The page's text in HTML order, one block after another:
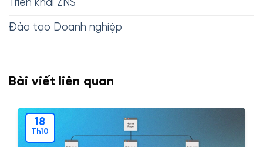
Triển khai ZNS
Đào tạo Doanh nghiệp
Bài viết liên quan
18
Th10